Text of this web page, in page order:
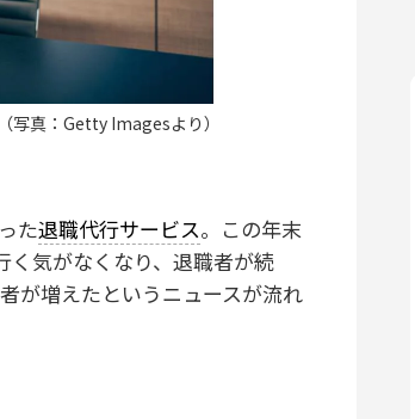
写真：Getty Imagesより）
た退職代行サービス。この年末
く気がなくなり、退職者が続
が増えたというニュースが流れ